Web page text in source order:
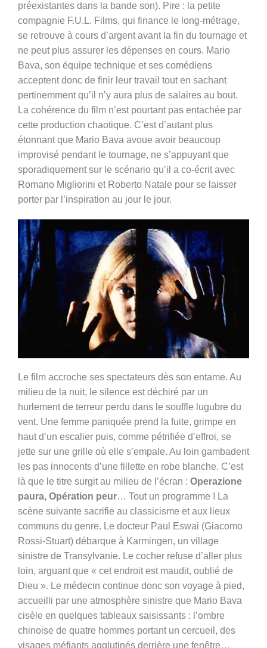
préexistantes dans la bande son). Pire : la petite
compagnie F.U.L. Films, qui finance le long-métrage,
se retrouve à cours d’argent avant la fin du tournage et
ne peut plus assurer les dépenses en cours. Mario
Bava, son équipe technique et ses comédiens
acceptent donc de finir leur travail tout en sachant
pertinemment qu’il n’y aura plus de salaires au bout.
La cohérence du film n’est pourtant pas entachée par
cette production chaotique. C’est d’autant plus
étonnant que Mario Bava avoue avoir beaucoup
improvisé pendant le tournage, ne s’appuyant que
sporadiquement sur le scénario qu’il a co-écrit avec
Romano Migliorini et Roberto Natale pour se laisser
porter par l’inspiration au jour le jour.
Le film accroche ses spectateurs dès son entame. Au
milieu de la nuit, le silence est déchiré par un
hurlement de terreur perdu dans le souffle lugubre du
vent. Une femme paniquée prend la fuite, grimpe en
haut d’un escalier puis, comme pétrifiée d’effroi, se
jette sur une grille où elle s’empale. Au loin gambadent
les pas innocents d’une fillette en robe blanche. C’est
là que le titre surgit au milieu de l’écran : Operazione
paura, Opération peur… Tout un programme ! La
scène suivante sacrifie au classicisme et aux lieux
communs du genre. Le docteur Paul Eswai (Giacomo
Rossi-Stuart) débarque à Karmingen, un village
sinistre de Transylvanie. Le cocher refuse d’aller plus
loin, arguant que « cet endroit est maudit, oublié de
Dieu ». Le médecin continue donc son voyage à pied,
accueilli par une atmosphère sinistre que Mario Bava
cisèle en quelques tableaux saisissants : l’ombre
chinoise de quatre hommes portant un cercueil, des
visages méfiants agglutinés derrière une fenêtre…